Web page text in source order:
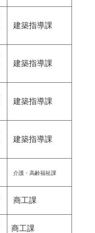
建築指導課
建築指導課
建築指導課
建築指導課
介護・高齢福祉課
商工課
商工課